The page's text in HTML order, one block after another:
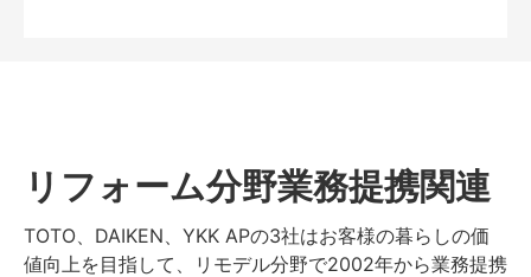
リフォーム分野業務提携関連
TOTO、DAIKEN、YKK APの3社はお客様の暮らしの価
値向上を目指して、リモデル分野で2002年から業務提携